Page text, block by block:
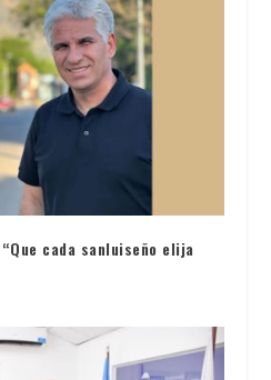
cada sanluiseño elija